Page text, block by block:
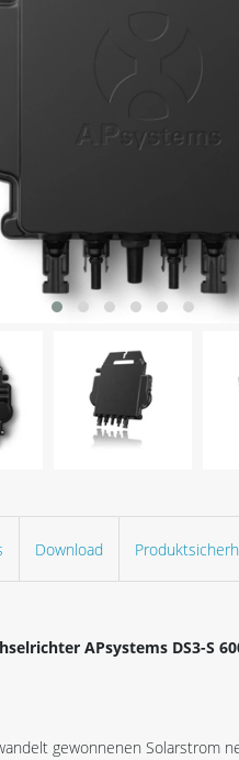
Download
APsystems DS3-S
gewonnenen Solar­strom